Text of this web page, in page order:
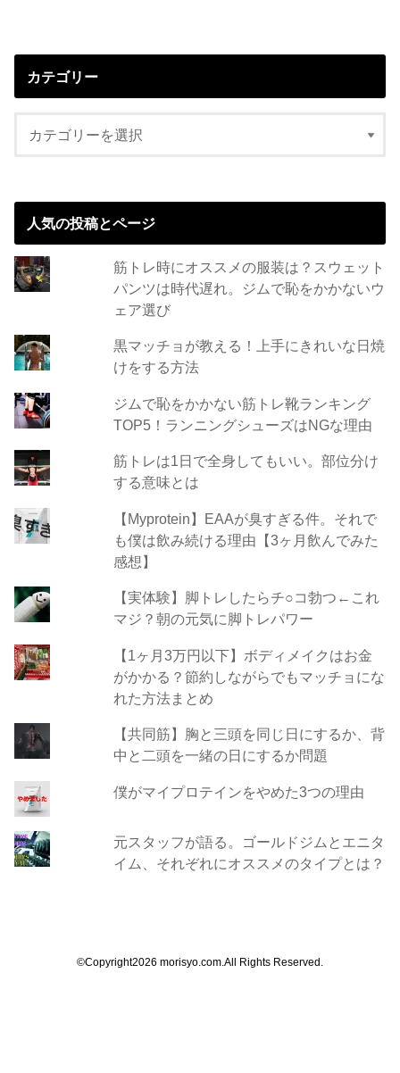
カテゴリー
人気の投稿とページ
筋トレ時にオススメの服装は？スウェット
パンツは時代遅れ。ジムで恥をかかないウ
ェア選び
黒マッチョが教える！上手にきれいな日焼
けをする方法
ジムで恥をかかない筋トレ靴ランキング
TOP5！ランニングシューズはNGな理由
筋トレは1日で全身してもいい。部位分け
する意味とは
【Myprotein】EAAが臭すぎる件。それで
も僕は飲み続ける理由【3ヶ月飲んでみた
感想】
【実体験】脚トレしたらチ○コ勃つ←これ
マジ？朝の元気に脚トレパワー
【1ヶ月3万円以下】ボディメイクはお金
がかかる？節約しながらでもマッチョにな
れた方法まとめ
【共同筋】胸と三頭を同じ日にするか、背
中と二頭を一緒の日にするか問題
僕がマイプロテインをやめた3つの理由
元スタッフが語る。ゴールドジムとエニタ
イム、それぞれにオススメのタイプとは？
©Copyright2026 morisyo.com.All Rights Reserved.